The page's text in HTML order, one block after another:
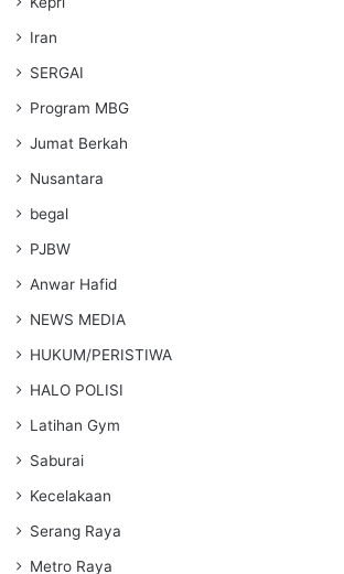
Iran
SERGAI
Program MBG
Jumat Berkah
Nusantara
begal
PJBW
Anwar Hafid
NEWS MEDIA
HUKUM/PERISTIWA
HALO POLISI
Latihan Gym
Saburai
Kecelakaan
Serang Raya
Metro Raya